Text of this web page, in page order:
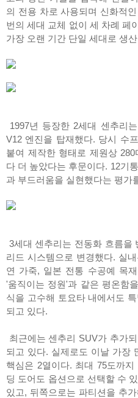
의 전용 차로 사용되며 신화적
번의 세대 교체 없이 세 차례 페
가장 오랜 기간 단일 세대로 생
1997년 등장한 2세대 센추리
V12 엔진을 탑재했다. 당시 수
붙여 제작한 형태로 제원상
다 더 높았다는 후문이다. 12기
과 부드러움을 실현했다는 평가
3세대 센추리는 전동화 흐름을
리드 시스템으로 변경했다. 실
연 가죽, 일본 전통 수공예 목
'움직이는 정원'과 같은 평온함
식을 고수해 토요타 내에서도
되고 있다.
최근에는 센추리 SUV가 추가
되고 있다. 실제로도 이날 가장
핵심은 2열이다. 최대 75도까
딩 도어도 옵션으로 선택할 수
있고, 뒤쪽으로는 파티션을 추